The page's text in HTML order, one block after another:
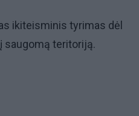
ikiteisminis tyrimas dėl
saugomą teritoriją.